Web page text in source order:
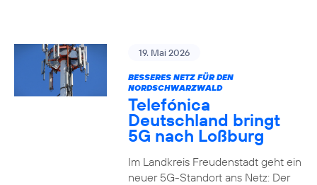
19. Mai 2026
BESSERES NETZ FÜR DEN
NORDSCHWARZWALD
Telefónica
Deutschland bringt
5G nach Loßburg
Im Landkreis Freudenstadt geht ein
neuer 5G-Standort ans Netz: Der